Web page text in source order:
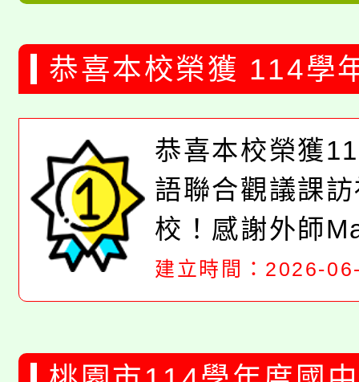
恭喜本校榮獲 114學
聯合觀議課訪視優等
恭喜本校榮獲
語聯合觀議課
校！感謝外師
鋆老師、張軒
登月老師、張
以及英語領域
建立時間：2026-